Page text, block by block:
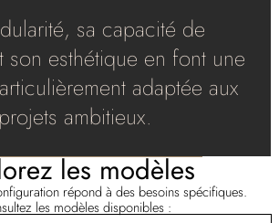
sa capacité de
son esthétique en font une
adaptée aux
projets ambitieux.
les modèles
répond à des besoins spécifiques.
les modèles disponibles :